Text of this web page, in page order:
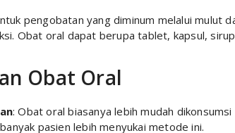
pengobatan yang diminum melalui mulut
Obat oral dapat berupa tablet, kapsul,
Obat Oral
: Obat oral biasanya lebih mudah
pasien lebih menyukai metode ini.